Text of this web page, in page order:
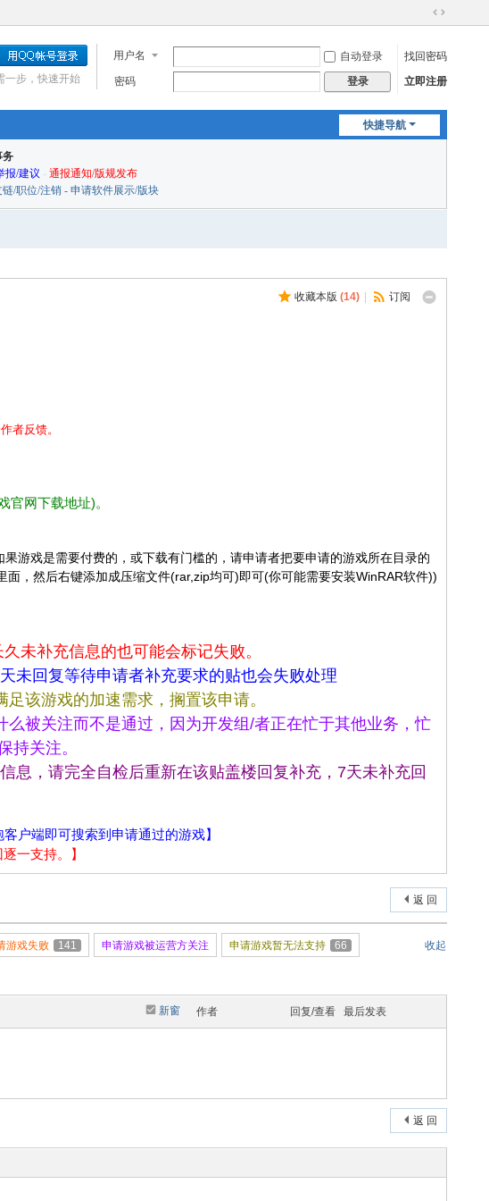
切
到
宽
用户名 自动登录
找回密码
密码
登录 立即注册
一步，快速开始
快捷导航
务
报/建议 - 通报通知/版规发布
链/职位/注销 - 申请软件展示/版块
收藏本版 (14) 订阅
者反馈。
官网下载地址)。
游戏是需要付费的，或下载有门槛的，请申请者把要申请的游戏所在目录的
，然后右键添加成压缩文件(rar,zip均可)即可(你可能需要安装WinRAR软件))
未补充信息的也可能会标记失败。
未回复等待申请者补充要求的贴也会失败处理
该游戏的加速需求，搁置该申请。
被关注而不是通过，因为开发组/者正在忙于其他业务，忙
持关注。
息，请完全自检后重新在该贴盖楼回复补充，7天未补充回
户端即可搜索到申请通过的游戏】
一支持。】
返 回
收起
游戏失败 141 申请游戏被运营方关注 申请游戏暂无法支持 66
新窗 作者 回复/查看 最后发表
返 回